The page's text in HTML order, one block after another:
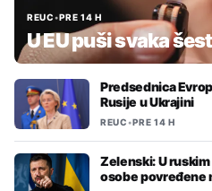
REUC•PRE 14 H
U EU puši svaka
Predsednica
Rusije u Ukrajini
REUC•PRE 14 H
Zelenski: U
osobe povređene